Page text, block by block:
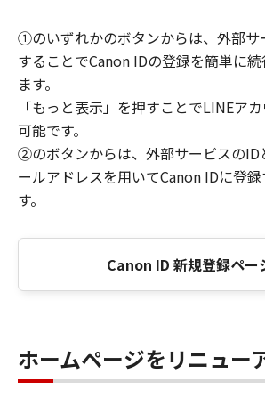
①のいずれかのボタンからは、外部サ
することでCanon IDの登録を簡単に
ます。
「もっと表示」を押すことでLINEア
可能です。
②のボタンからは、外部サービスのID
ールアドレスを用いてCanon IDに登
す。
Canon ID 新規登録ペー
ホームページをリニュー